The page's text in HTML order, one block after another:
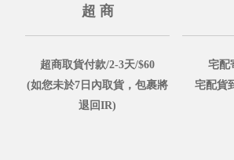
超 商
超商取貨付款/2-3天/$60
(如您未於7日內取貨，包裹將
退回IR)
宅配
宅配貨